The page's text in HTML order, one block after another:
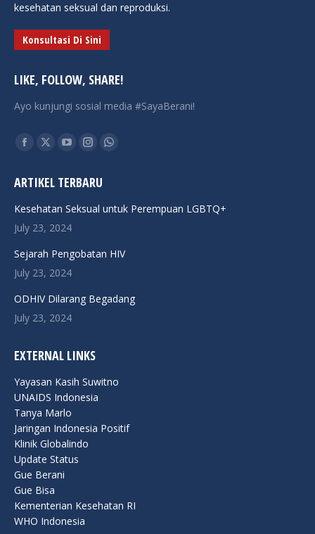
kesehatan seksual dan reproduksi.
Konsultasi Di Sini
LIKE, FOLLOW, SHARE!
Ayo kunjungi sosial media #SayaBerani!
Find us on:
Facebook
opens
in
new
X
opens
in
new
YouTube
opens
in
new
Instagram
opens
in
Whatsapp
in
ARTIKEL TERBARU
Kesehatan Seksual untuk Perempuan LGBTQ+
July 23, 2024
Sejarah Pengobatan HIV
July 23, 2024
ODHIV Dilarang Begadang
July 23, 2024
EXTERNAL LINKS
Yayasan Kasih Suwitno
UNAIDS Indonesia
Tanya Marlo
Jaringan Indonesia Positif
Klinik Globalindo
Update Status
Gue Berani
Gue Bisa
Kementerian Kesehatan RI
WHO Indonesia